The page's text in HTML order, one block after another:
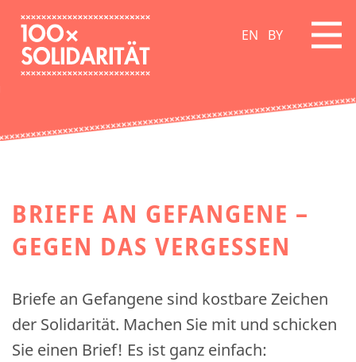
EN BY
BRIEFE AN GEFANGENE –
GEGEN DAS VERGESSEN
Briefe an Gefangene sind kostbare Zeichen
der Solidarität. Machen Sie mit und schicken
Sie einen Brief! Es ist ganz einfach: